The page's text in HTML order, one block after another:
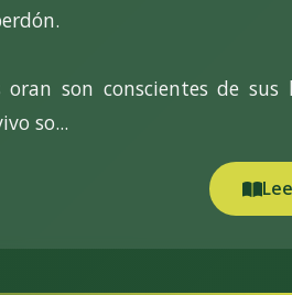
oran son conscientes de
so...